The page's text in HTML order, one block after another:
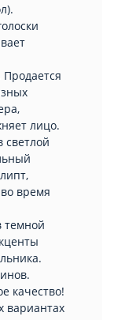
Продается
лицо.
светлой
время
темной
качество!
вариантах